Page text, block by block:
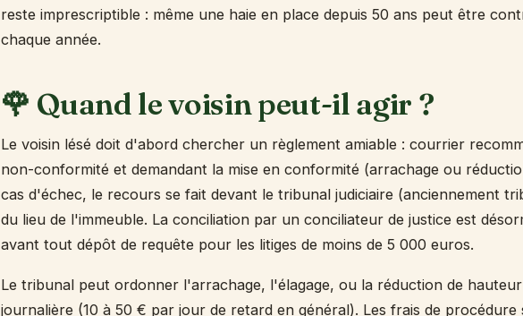
reste imprescriptible : même une haie en place depuis 50 ans peut être
chaque année.
🌹 Quand le voisin peut-il agir ?
Le voisin lésé doit d'abord chercher un règlement amiable : courrier
non-conformité et demandant la mise en conformité (arrachage ou
cas d'échec, le recours se fait devant le tribunal judiciaire (anciennement
du lieu de l'immeuble. La conciliation par un conciliateur de justice est
avant tout dépôt de requête pour les litiges de moins de 5 000 euros.
Le tribunal peut ordonner l'arrachage, l'élagage, ou la réduction de
journalière (10 à 50 € par jour de retard en général). Les frais de